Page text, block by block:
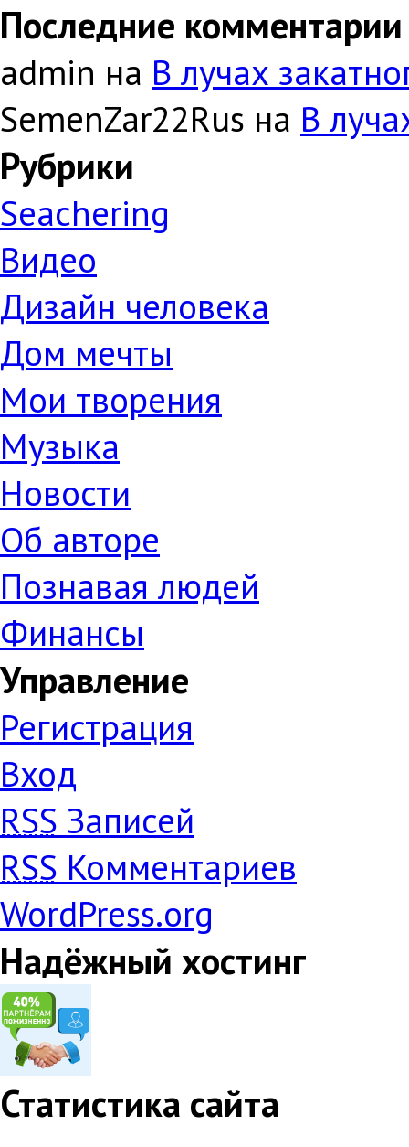
Последние комментарии
admin на В лучах
SemenZar22Rus на В
Рубрики
Seachering
Видео
Дизайн человека
Дом мечты
Мои творения
Музыка
Новости
Об авторе
Познавая людей
Финансы
Управление
Регистрация
Вход
RSS Записей
RSS Комментариев
WordPress.org
Надёжный хостинг
Статистика сайта